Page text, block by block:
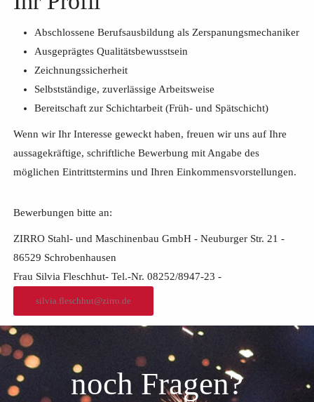
Abschlossene Berufsausbildung als Zerspanungsmechaniker
Ausgeprägtes Qualitätsbewusstsein
Zeichnungssicherheit
Selbstständige, zuverlässige Arbeitsweise
Bereitschaft zur Schichtarbeit (Früh- und Spätschicht)
Wenn wir Ihr Interesse geweckt haben, freuen wir uns auf Ihre
aussagekräftige, schriftliche Bewerbung mit Angabe des
möglichen Eintrittstermins und Ihren Einkommensvorstellungen.
Bewerbungen bitte an:
ZIRRO Stahl- und Maschinenbau GmbH - Neuburger Str. 21 -
86529 Schrobenhausen
Frau Silvia Fleschhut- Tel.-Nr. 08252/8947-23 -
silvia.fleschhut@zirro.de
noch Fragen?